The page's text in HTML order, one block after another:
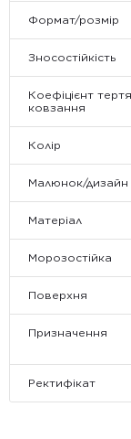
Формат/розмір
Зносостійкість
Коефіцієнт тертя
ковзання
Колір
Малюнок/дизайн
Матеріал
Морозостійка
Поверхня
Призначення
Ректифікат